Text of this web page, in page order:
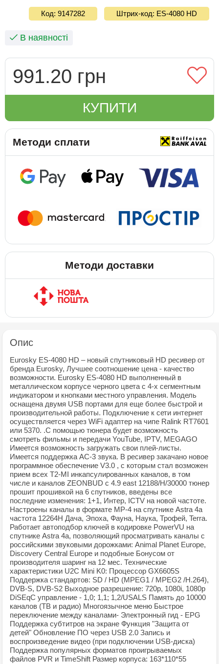
Код: 9147282 Штрих-код: ES-4080 HD
В наявності
991.20 грн
КУПИТИ
Методи сплати
Методи доставки
Опис
Eurosky ES-4080 HD – новый спутниковый HD ресивер от
бренда Eurosky, Лучшее соотношение цена - качество
возможности. Eurosky ES-4080 HD выполненный в
металлическом корпусе черного цвета с 4-х сегментным
индикатором и кнопками местного управления. Модель
оснащена двумя USВ портами для еще более быстрой и
производительной работы. Подключение к сети интернет
осуществляется через WiFi адаптер на чипе Ralink RT7601
или 5370. .С помощью тюнера будет возможность
смотреть фильмы и передачи YouTube, IPTV, MEGAGO
Имеется возможность загружать свои плей-листы.
Имеется поддержка АС-3 звука. В ресивер закачано новое
программное обеспечение V3.0 , с которым стал возможен
прием всех T2-MI инкапсулированных каналов, в том
числе и каналов ZEONBUD c 4.9 east 12188/H/30000 тюнер
прошит прошивкой на 6 спутников, введены все
последние изменения: 1+1, Интер, ICTV на новой частоте.
Настроены каналы в формате МР-4 на спутнике Аstra 4a
частота 12264H Дача, Эпоха, Фауна, Наука, Трофей, Terra.
Работает автоподбор ключей в кодировке PowerVU на
спутнике Аstra 4a, позволяющий просматривать каналы с
российскими звуковыми дорожками: Animal Planet Europe,
Discovery Central Europe и подобные Бонусом от
производителя шаринг на 12 мес. Технические
характеристики U2C Mini K0: Процессор GX6605S
Поддержка стандартов: SD / HD (MPEG1 / MPEG2 /H.264),
DVB-S, DVB-S2 Выходное разрешение: 720p, 1080i, 1080p
DiSEqC управление - 1,0; 1,1; 1,2/USALS Память до 10000
каналов (ТВ и радио) Многоязычное меню Быстрое
переключение между каналами- Электронный гид - EPG
Поддержка субтитров на экране Функция "Защита от
детей" Обновление ПО через USB 2.0 Запись и
воспроизведение видео (при подключении USB-диска)
Поддержка популярных форматов проигрываемых
файлов PVR и TimeShift Размер корпуса: 163*110*55